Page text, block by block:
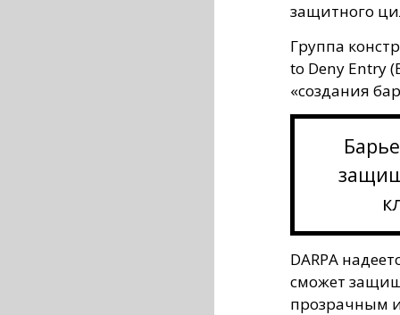
защитного
Группа
to Deny Entry
«создания
DARPA
сможет
прозрачным